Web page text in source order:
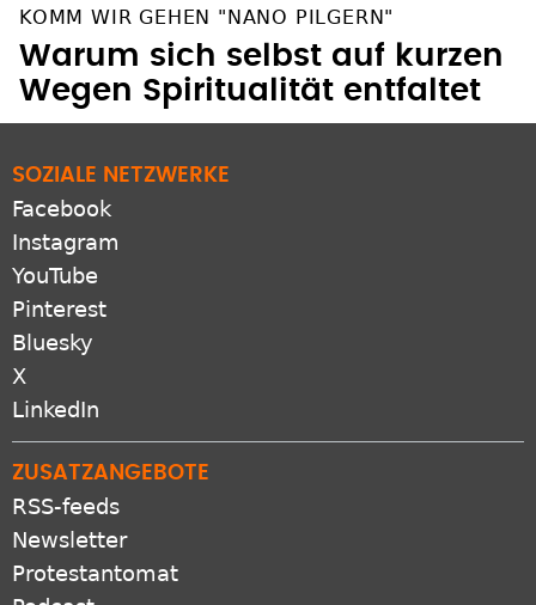
KOMM WIR GEHEN "NANO PILGERN"
Warum sich selbst auf kurzen
Wegen Spiritualität entfaltet
SOZIALE NETZWERKE
Facebook
Instagram
YouTube
Pinterest
Bluesky
X
LinkedIn
ZUSATZANGEBOTE
RSS-feeds
Newsletter
Protestantomat